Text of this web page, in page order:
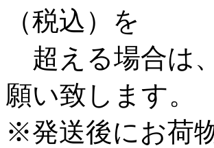
（税込）を
超える場合は
願い致します。
※発送後にお荷